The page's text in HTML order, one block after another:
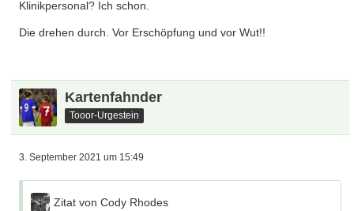
Klinikpersonal? Ich schon.
Die drehen durch. Vor Erschöpfung und vor Wut!!
Kartenfahnder
Tooor-Urgestein
3. September 2021 um 15:49
Zitat von Cody Rhodes